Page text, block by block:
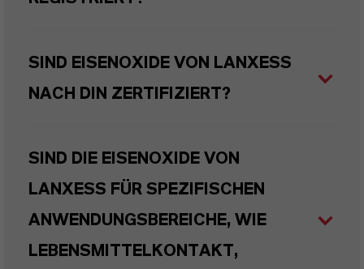
SIND EISENOXIDE VON LANXESS
NACH DIN ZERTIFIZIERT?
SIND DIE EISENOXIDE VON
LANXESS FÜR SPEZIFISCHEN
ANWENDUNGSBEREICHE, WIE
LEBENSMITTELKONTAKT,